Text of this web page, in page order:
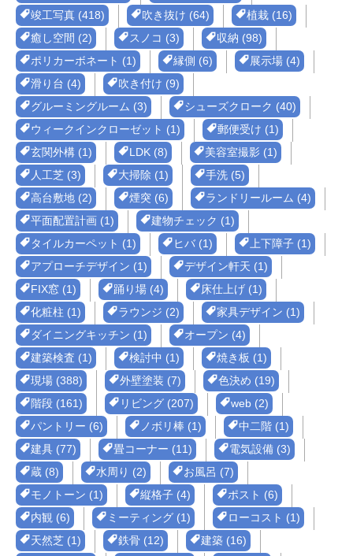
竣工写真 (418)
吹き抜け (64)
植栽 (16)
癒し空間 (2)
スノコ (3)
収納 (98)
ポリカーボネート (1)
縁側 (6)
展示場 (4)
滑り台 (4)
吹き付け (9)
グルーミングルーム (3)
シューズクローク (40)
ウィークインクローゼット (1)
郵便受け (1)
玄関外構 (1)
LDK (8)
美容室撮影 (1)
人工芝 (3)
大掃除 (1)
手洗 (5)
高台敷地 (2)
煙突 (6)
ランドリールーム (4)
平面配置計画 (1)
建物チェック (1)
タイルカーペット (1)
ヒバ (1)
上下障子 (1)
アプローチデザイン (1)
デザイン軒天 (1)
FIX窓 (1)
踊り場 (4)
床仕上げ (1)
化粧柱 (1)
ラウンジ (2)
家具デザイン (1)
ダイニングキッチン (1)
オープン (4)
建築検査 (1)
検討中 (1)
焼き板 (1)
現場 (388)
外壁塗装 (7)
色決め (19)
階段 (161)
リビング (207)
web (2)
パントリー (6)
ノボリ棒 (1)
中二階 (1)
建具 (77)
畳コーナー (11)
電気設備 (3)
蔵 (8)
水周り (2)
お風呂 (7)
モノトーン (1)
縦格子 (4)
ポスト (6)
内観 (6)
ミーティング (1)
ローコスト (1)
天然芝 (1)
鉄骨 (12)
建築 (16)